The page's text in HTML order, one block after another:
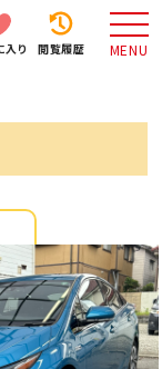
入り 閲覧履歴 MENU